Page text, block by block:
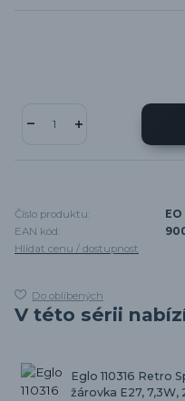
Číslo produktu:
EO
EAN kód:
Hlídat cenu / dostupnost
Do oblíbených
V této sérii
Eglo 110316 Retro
žárovka E27, 7,3W,